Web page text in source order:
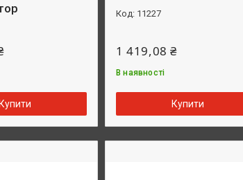
Купити
11227
1 419,08 ₴
В наявності
Купити